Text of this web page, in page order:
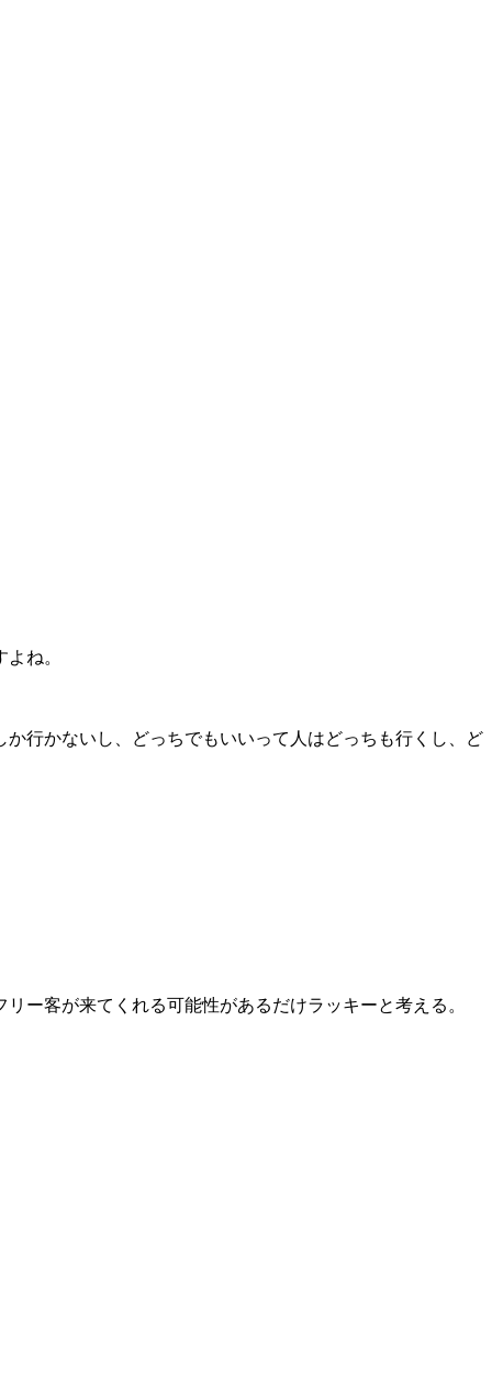
ね。
行かないし、どっちでもいいって人はどっちも行くし、ど
ー客が来てくれる可能性があるだけラッキーと考える。